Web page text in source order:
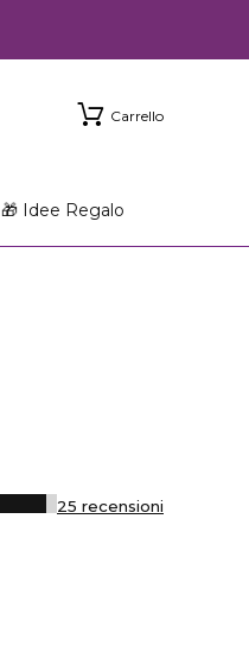
Carrello
🎁 Idee Regalo
25 recensioni